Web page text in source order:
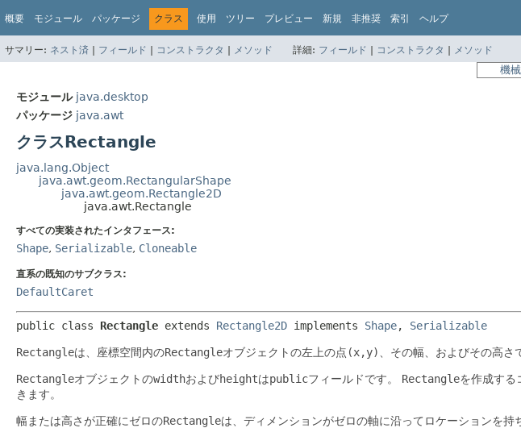
概要 モジュール パッケージ クラス 使用 ツリー プレビュー 新規 非推奨 索引 ヘルプ
サマリー: ネスト済 | フィールド | コンストラクタ | メソッド 詳細: フィールド | コンストラクタ | メソッド
機
モジュール java.desktop
パッケージ java.awt
クラスRectangle
java.lang.Object
java.awt.geom.RectangularShape
java.awt.geom.Rectangle2D
java.awt.Rectangle
すべての実装されたインタフェース:
Shape, Serializable, Cloneable
直系の既知のサブクラス:
DefaultCaret
public class Rectangle extends Rectangle2D implements Shape, Serializable
Rectangleは、座標空間内のRectangleオブジェクトの左上の点 (x,y) 、その幅、およびその高
Rectangleオブジェクトのwidthおよびheightはpublicフィールドです。 Rectangleを作成す
きます。
幅または高さが正確にゼロのRectangleは、ディメンションがゼロの軸に沿ってロケーションを持